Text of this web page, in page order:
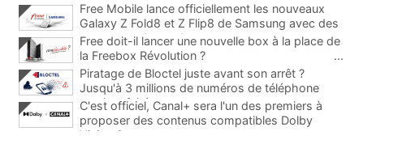
Free Mobile lance officiellement les nouveaux
Galaxy Z Fold8 et Z Flip8 de Samsung avec des
promos et des cadeaux
...
Free doit-il lancer une nouvelle box à la place de
la Freebox Révolution ?
...
Piratage de Bloctel juste avant son arrêt ?
Jusqu'à 3 millions de numéros de téléphone
auraient fuité
C'est officiel, Canal+ sera l'un des premiers à
proposer des contenus compatibles Dolby
Vision 2